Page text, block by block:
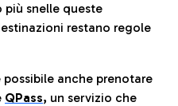
snelle queste
restano regole
anche prenotare
QPass, un servizio che